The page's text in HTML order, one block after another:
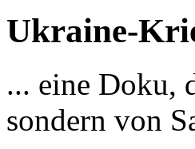
Ukraine-
... eine Doku,
sondern von